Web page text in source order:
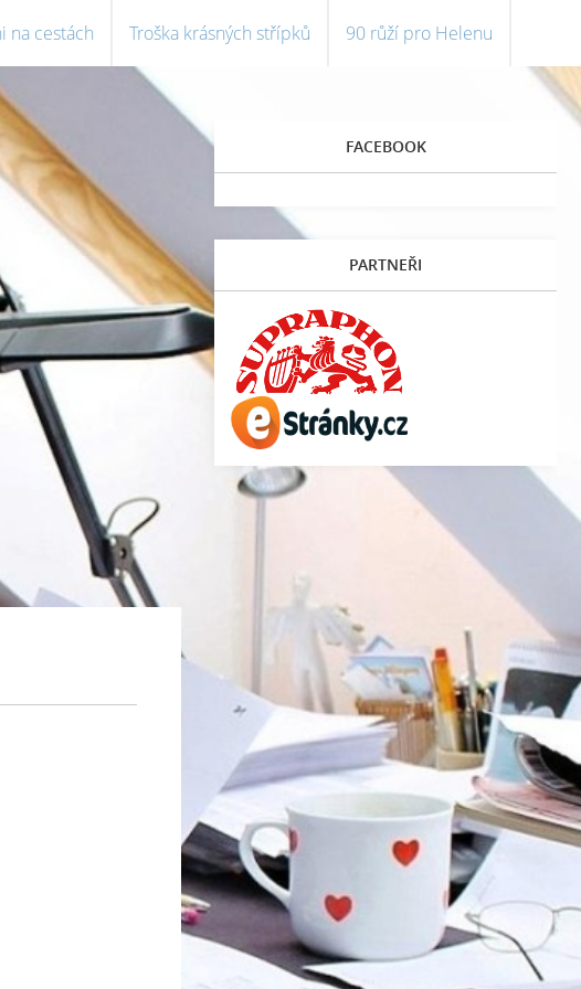
na cestách Troška krásných střípků 90 růží pro Helenu
FACEBOOK
PARTNEŘI